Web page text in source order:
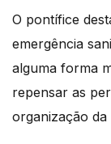
O pontífice
emergência
alguma forma
repensar as
organização da